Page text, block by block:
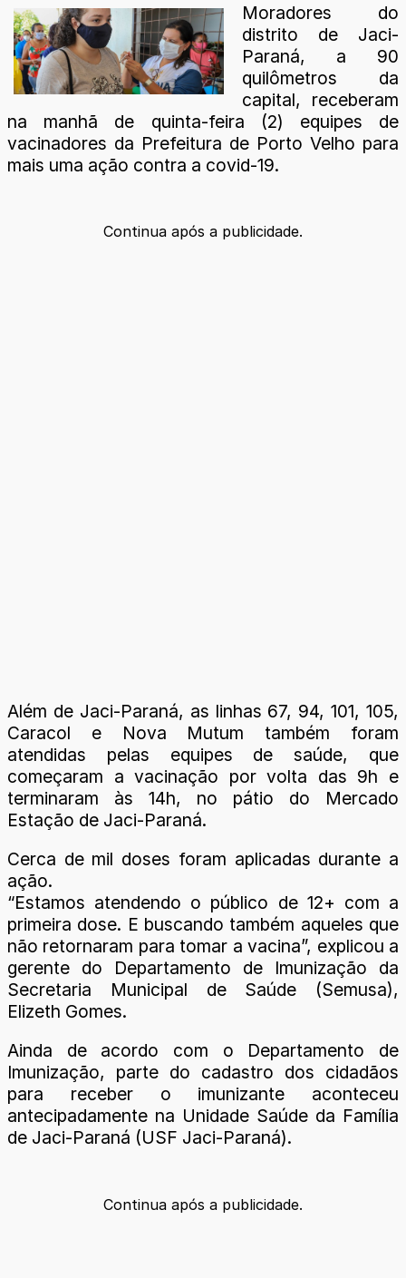
Moradores do
distrito de Jaci-
Paraná, a 90
quilômetros da
capital, receberam
na manhã de quinta-feira (2) equipes de
vacinadores da Prefeitura de Porto Velho para
mais uma ação contra a covid-19.
Continua após a publicidade.
Além de Jaci-Paraná, as linhas 67, 94, 101, 105,
Caracol e Nova Mutum também foram
atendidas pelas equipes de saúde, que
começaram a vacinação por volta das 9h e
terminaram às 14h, no pátio do Mercado
Estação de Jaci-Paraná.
Cerca de mil doses foram aplicadas durante a
ação.
“Estamos atendendo o público de 12+ com a
primeira dose. E buscando também aqueles que
não retornaram para tomar a vacina”, explicou a
gerente do Departamento de Imunização da
Secretaria Municipal de Saúde (Semusa),
Elizeth Gomes.
Ainda de acordo com o Departamento de
Imunização, parte do cadastro dos cidadãos
para receber o imunizante aconteceu
antecipadamente na Unidade Saúde da Família
de Jaci-Paraná (USF Jaci-Paraná).
Continua após a publicidade.